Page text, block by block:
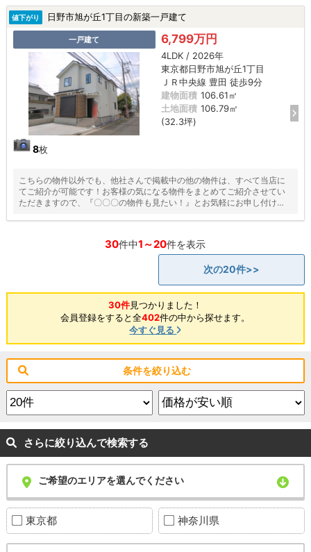
値下がり 日野市旭が丘1丁目の新築一戸建て
一戸建て
8枚
6,799万円
4LDK / 2026年
東京都日野市旭が丘1丁目
ＪＲ中央線 豊田 徒歩9分
建物面積 106.61㎡
土地面積 106.79㎡
(32.3坪)
こちらの物件以外でも、他社さんで掲載中の他の物件は、すべて当店に
てご紹介が可能です！お客様の気になる物件をまとめてご紹介させてい
ただきますので、『〇〇〇の物件も見たい！』とお気軽にお申し付けく
30件中1～20件を表示
次の20件>>
30件見つかりました！
会員登録をすると全402件の中から探せます。
今すぐ見る
条件を絞り込む
さらに絞り込んで検索する
ご希望のエリアを選んでください
東京都 神奈川県